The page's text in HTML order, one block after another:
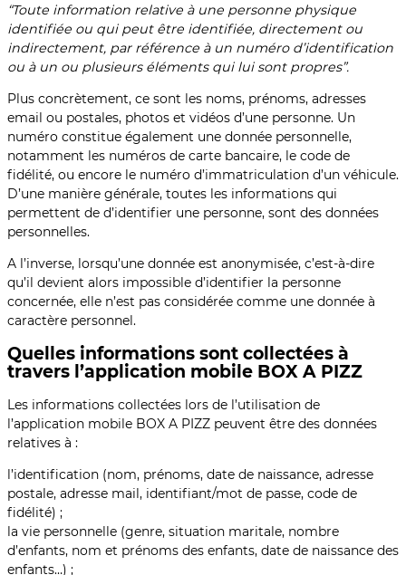
“Toute information relative à une personne physique
identifiée ou qui peut être identifiée, directement ou
indirectement, par référence à un numéro d’identification
ou à un ou plusieurs éléments qui lui sont propres”.
Plus concrètement, ce sont les noms, prénoms, adresses
email ou postales, photos et vidéos d’une personne. Un
numéro constitue également une donnée personnelle,
notamment les numéros de carte bancaire, le code de
fidélité, ou encore le numéro d’immatriculation d’un véhicule.
D’une manière générale, toutes les informations qui
permettent de d’identifier une personne, sont des données
personnelles.
A l’inverse, lorsqu’une donnée est anonymisée, c’est-à-dire
qu’il devient alors impossible d’identifier la personne
concernée, elle n’est pas considérée comme une donnée à
caractère personnel.
Quelles informations sont collectées à
travers l’application mobile BOX A PIZZ
Les informations collectées lors de l’utilisation de
l’application mobile BOX A PIZZ peuvent être des données
relatives à :
l’identification (nom, prénoms, date de naissance, adresse
postale, adresse mail, identifiant/mot de passe, code de
fidélité) ;
la vie personnelle (genre, situation maritale, nombre
d’enfants, nom et prénoms des enfants, date de naissance des
enfants…) ;